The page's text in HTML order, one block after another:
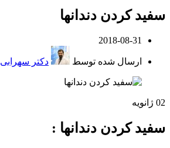
سفید کردن دندانها
2018-08-31
ارسال شده توسط دکتر سهرابی
02 ژانویه
سفید کردن دندانها :